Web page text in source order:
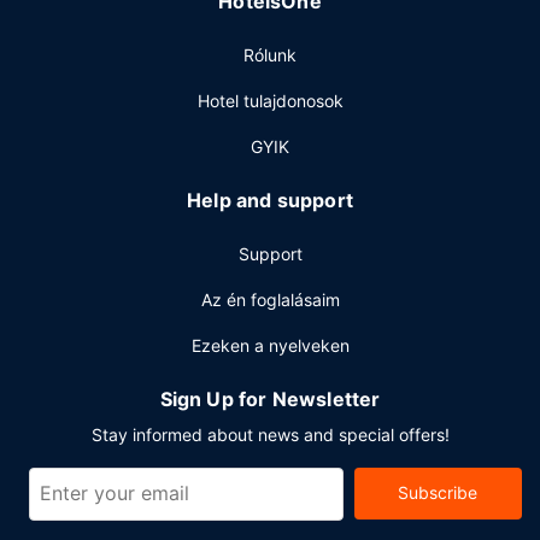
Nemzetközi konyha ételei várnak Garden Cafe jóvoltából,
mely egyike a üdülőhely éttermeinek (összesen 4
étterem), de van más megoldás is, ha megéheznél: 24
egy frissítő italra vágyik, látogasson el a szálláshelyen lévő
Svédasztalos kínálat reggeli felár ellenében elérhető
A szálláshelyen business center,
nyitva tartó recepció is igénybe vehető. A(z) üdülőhely 3
rendezvénytermet kínál különböző események
igénybe.
Rólunk
Hotel tulajdonosok
GYIK
Help and support
Support
Az én foglalásaim
Ezeken a nyelveken
Sign Up for Newsletter
Stay informed about news and special offers!
Subscribe